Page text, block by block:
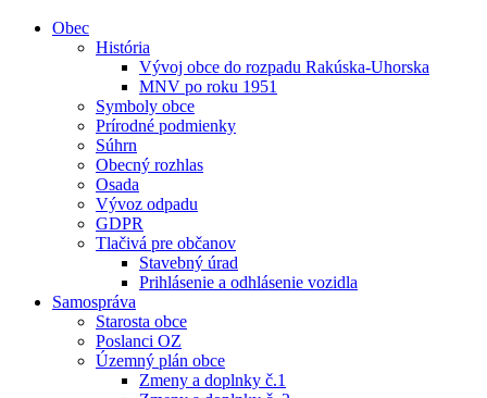
Obec
História
Vývoj obce do rozpadu Rakúska-Uhorska
MNV po roku 1951
Symboly obce
Prírodné podmienky
Súhrn
Obecný rozhlas
Osada
Vývoz odpadu
GDPR
Tlačivá pre občanov
Stavebný úrad
Prihlásenie a odhlásenie vozidla
Samospráva
Starosta obce
Poslanci OZ
Územný plán obce
Zmeny a doplnky č.1